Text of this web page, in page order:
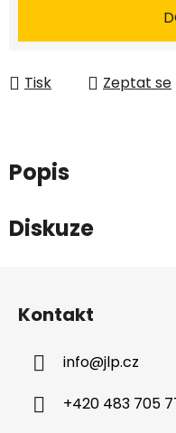
Tisk Zeptat se
Popis
Diskuze
Kontakt
info@jlp.cz
+420 483 705